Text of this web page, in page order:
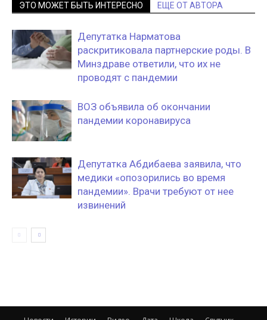
ЭТО МОЖЕТ БЫТЬ ИНТЕРЕСНО ЕЩЕ ОТ АВТОРА
Депутатка Нарматова
раскритиковала партнерские роды. В
Минздраве ответили, что их не
проводят с пандемии
ВОЗ объявила об окончании
пандемии коронавируса
Депутатка Абдибаева заявила, что
медики «опозорились во время
пандемии». Врачи требуют от нее
извинений